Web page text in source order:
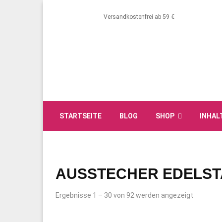
Versandkostenfrei ab 59 €
STARTSEITE BLOG SHOP
AUSSTECHER
Ergebnisse 1 – 30 von 92 werden angezeigt